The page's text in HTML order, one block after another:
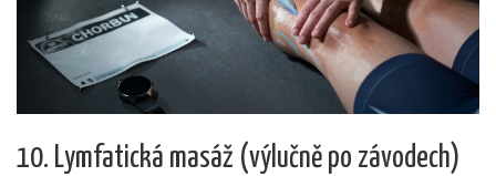
10. Lymfatická masáž (výlučně po závodech)